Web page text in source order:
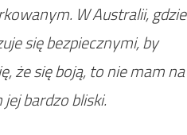
W Australii, gdzie
się bezpiecznymi, by
że się boją, to nie mam na
bardzo bliski.